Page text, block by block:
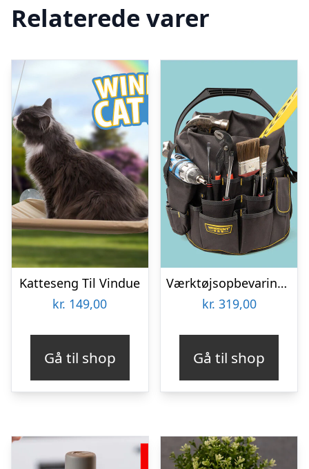
Relaterede varer
Katteseng Til Vindue
kr. 149,00
Gå til shop
Værktøjsopbevaring til spand
kr. 319,00
Gå til shop